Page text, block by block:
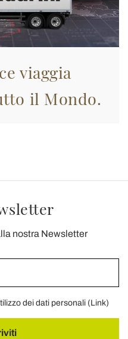
viaggia
il Mondo.
nostra Newsletter
dei dati personali (Link)